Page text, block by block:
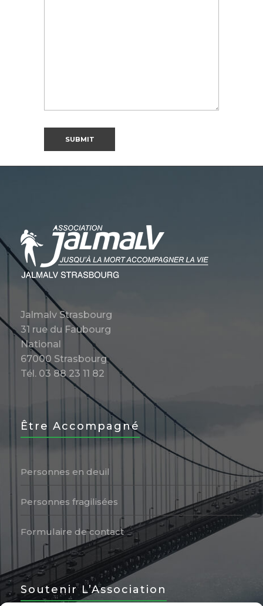
Jalmalv Strasbourg
31 rue du Faubourg
National
67000 Strasbourg
Tél. 03 88 23 11 82
Être Accompagné
Personnes en deuil
Personnes fragilisées
Formulaire de contact
Soutenir L’Association